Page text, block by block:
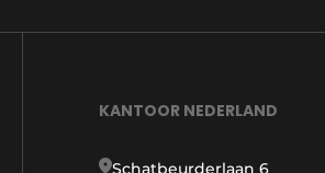
KANTOOR NEDERLAND